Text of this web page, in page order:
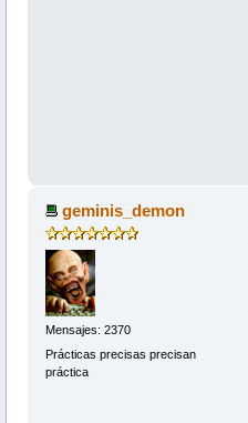
geminis_demon
Mensajes: 2370
Prácticas precisas precisan
práctica